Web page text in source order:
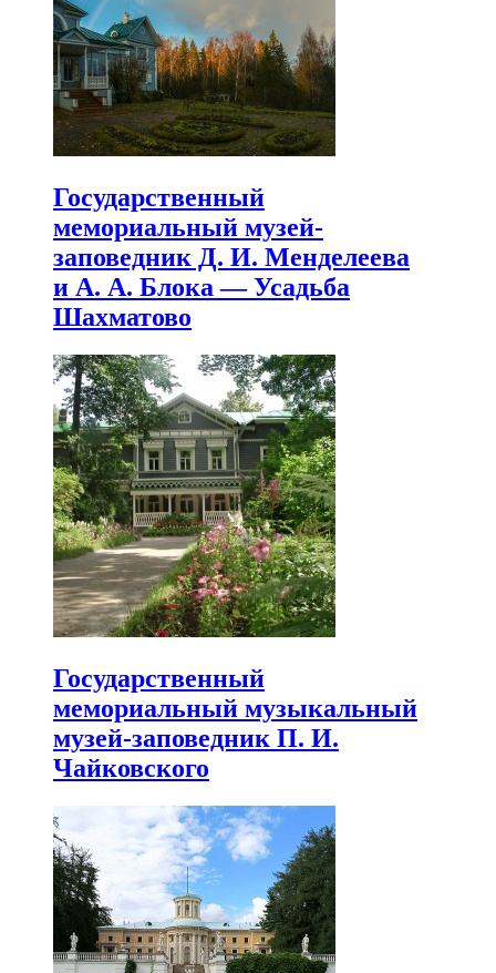
Государственный
мемориальный музей-
заповедник Д. И. Менделеева
и А. А. Блока — Усадьба
Шахматово
Государственный
мемориальный музыкальный
музей-заповедник П. И.
Чайковского